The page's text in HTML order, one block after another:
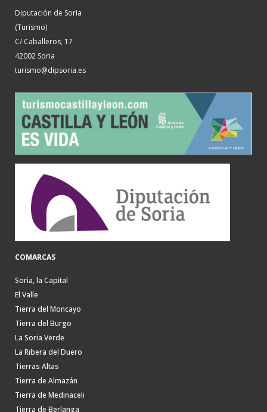
Diputación de Soria
(Turismo)
C/ Caballeros, 17
42002 Soria
turismo@dipsoria.es
COMARCAS
Soria, la Capital
El Valle
Tierra del Moncayo
Tierra del Burgo
La Soria Verde
La Ribera del Duero
Tierras Altas
Tierra de Almazán
Tierra de Medinaceli
Tierra de Berlanga